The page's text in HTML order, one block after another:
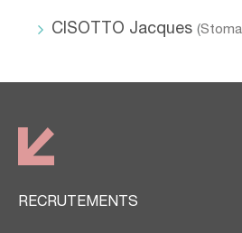
CISOTTO Jacques (
RECRUTEMENTS